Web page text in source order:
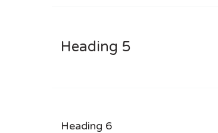
Heading 5
Heading 6